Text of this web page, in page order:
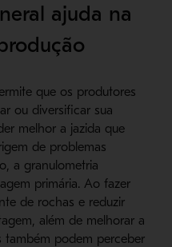
ajuda na
que os produtores
ou diversificar sua
melhor a jazida que
de problemas
a granulometria
primária. Ao fazer
de rochas e reduzir
além de melhorar a
também podem perceber